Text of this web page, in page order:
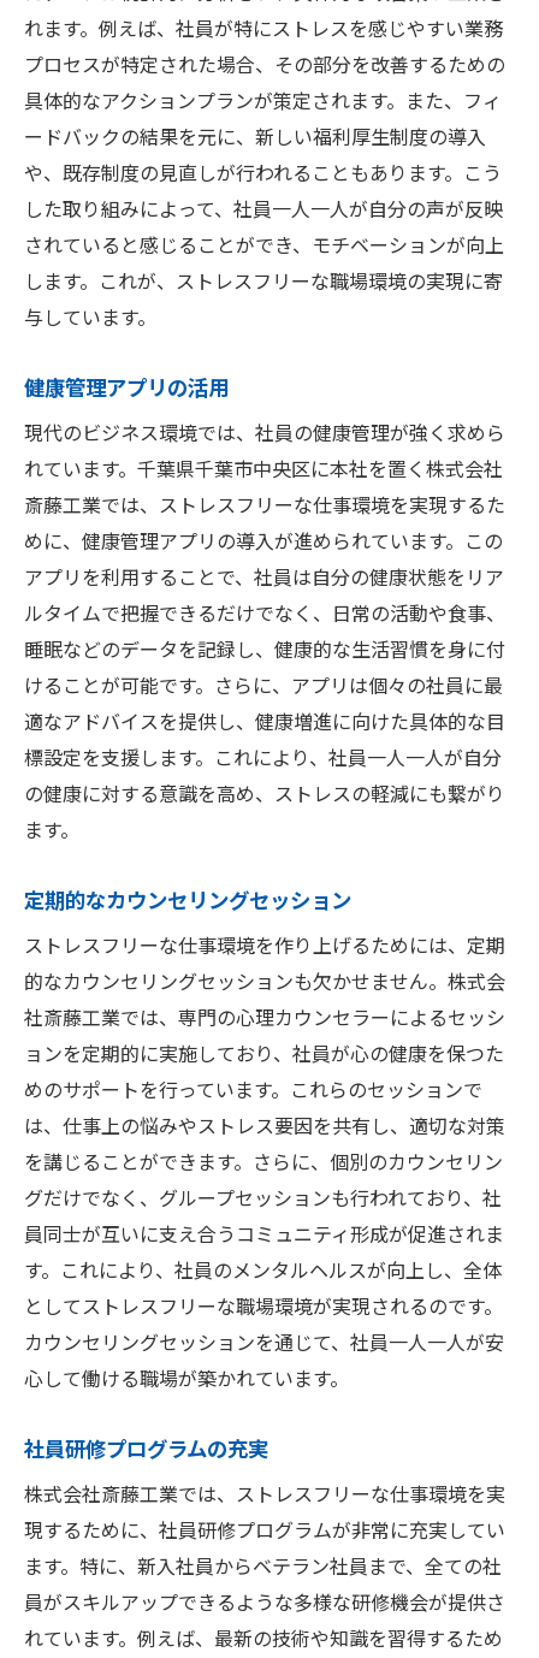
れます。例えば、社員が特にストレスを感じやすい業務
プロセスが特定された場合、その部分を改善するための
具体的なアクションプランが策定されます。また、フィ
ードバックの結果を元に、新しい福利厚生制度の導入
や、既存制度の見直しが行われることもあります。こう
した取り組みによって、社員一人一人が自分の声が反映
されていると感じることができ、モチベーションが向上
します。これが、ストレスフリーな職場環境の実現に寄
与しています。
健康管理アプリの活用
現代のビジネス環境では、社員の健康管理が強く求めら
れています。千葉県千葉市中央区に本社を置く株式会社
斎藤工業では、ストレスフリーな仕事環境を実現するた
めに、健康管理アプリの導入が進められています。この
アプリを利用することで、社員は自分の健康状態をリア
ルタイムで把握できるだけでなく、日常の活動や食事、
睡眠などのデータを記録し、健康的な生活習慣を身に付
けることが可能です。さらに、アプリは個々の社員に最
適なアドバイスを提供し、健康増進に向けた具体的な目
標設定を支援します。これにより、社員一人一人が自分
の健康に対する意識を高め、ストレスの軽減にも繋がり
ます。
定期的なカウンセリングセッション
ストレスフリーな仕事環境を作り上げるためには、定期
的なカウンセリングセッションも欠かせません。株式会
社斎藤工業では、専門の心理カウンセラーによるセッシ
ョンを定期的に実施しており、社員が心の健康を保つた
めのサポートを行っています。これらのセッションで
は、仕事上の悩みやストレス要因を共有し、適切な対策
を講じることができます。さらに、個別のカウンセリン
グだけでなく、グループセッションも行われており、社
員同士が互いに支え合うコミュニティ形成が促進されま
す。これにより、社員のメンタルヘルスが向上し、全体
としてストレスフリーな職場環境が実現されるのです。
カウンセリングセッションを通じて、社員一人一人が安
心して働ける職場が築かれています。
社員研修プログラムの充実
株式会社斎藤工業では、ストレスフリーな仕事環境を実
現するために、社員研修プログラムが非常に充実してい
ます。特に、新入社員からベテラン社員まで、全ての社
員がスキルアップできるような多様な研修機会が提供さ
れています。例えば、最新の技術や知識を習得するため